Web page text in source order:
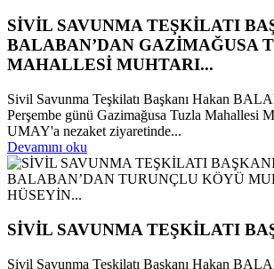
SİVİL SAVUNMA TEŞKİLATI
BALABAN’DAN GAZİMAĞUSA
MAHALLESİ MUHTARI...
Sivil Savunma Teşkilatı Başkanı Hakan
Perşembe günü Gazimağusa Tuzla Mahallesi
UMAY'a nezaket ziyaretinde...
Devamını oku
SİVİL SAVUNMA TEŞKİLATI
Sivil Savunma Teşkilatı Başkanı Hakan